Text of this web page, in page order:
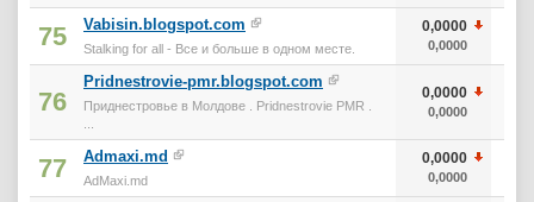
75 Vabisin.blogspot.com
Stalking for all - Все и больше в одном месте.
0,0000
0,0000
76
Pridnestrovie-pmr.blogspot.com
Приднестровье в Молдове . Pridnestrovie PMR .
0,0000
0,0000
77 Admaxi.md
AdMaxi.md
0,0000
0,0000